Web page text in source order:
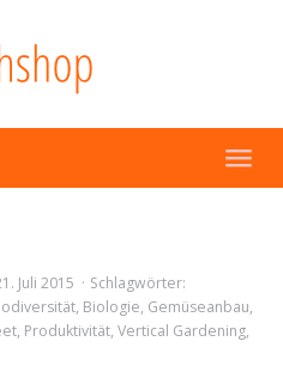
Juli 2015
Schlagwörter:
, Biologie, Gemüseanbau,
, Produktivität, Vertical Gardening,